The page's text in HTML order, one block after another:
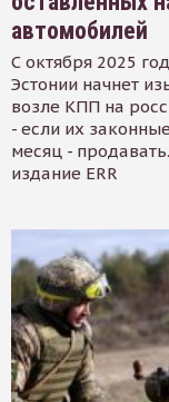
автомобилей
С октября 2025
Эстонии начнет
возле КПП на
- если их
месяц -
издание ERR